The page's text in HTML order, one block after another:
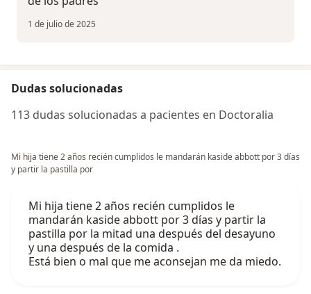
1 de julio de 2025
Dudas solucionadas
113 dudas solucionadas a pacientes en Doctoralia
Mi hija tiene 2 años recién cumplidos le mandarán kaside abbott por 3 días
y partir la pastilla por
Mi hija tiene 2 años recién cumplidos le
mandarán kaside abbott por 3 días y partir la
pastilla por la mitad una después del desayuno
y una después de la comida .
Está bien o mal que me aconsejan me da miedo.